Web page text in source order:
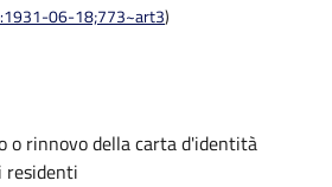
06-18;773~art3)
o rinnovo della carta d'identità
residenti